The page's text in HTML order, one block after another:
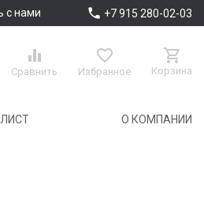
с нами  +7 915 280-02-03

Сравнить

Избранное

Корзина
О КОМПАНИИ